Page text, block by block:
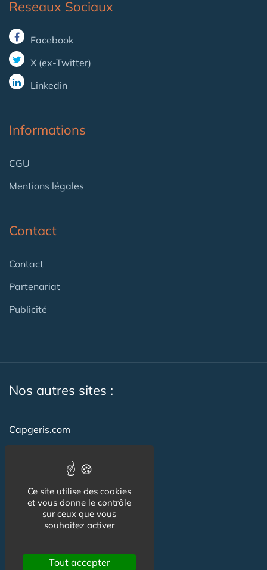
Reseaux Sociaux
Facebook
X (ex-Twitter)
Linkedin
Informations
CGU
Mentions légales
Contact
Contact
Partenariat
Publicité
Nos autres sites :
Capgeris.com
Emploi-formation-sante.com
Seniorissimmo.com
Creche-et-naissance.com
Ce site utilise des cookies
et vous donne le contrôle
sur ceux que vous
souhaitez activer
Tout accepter